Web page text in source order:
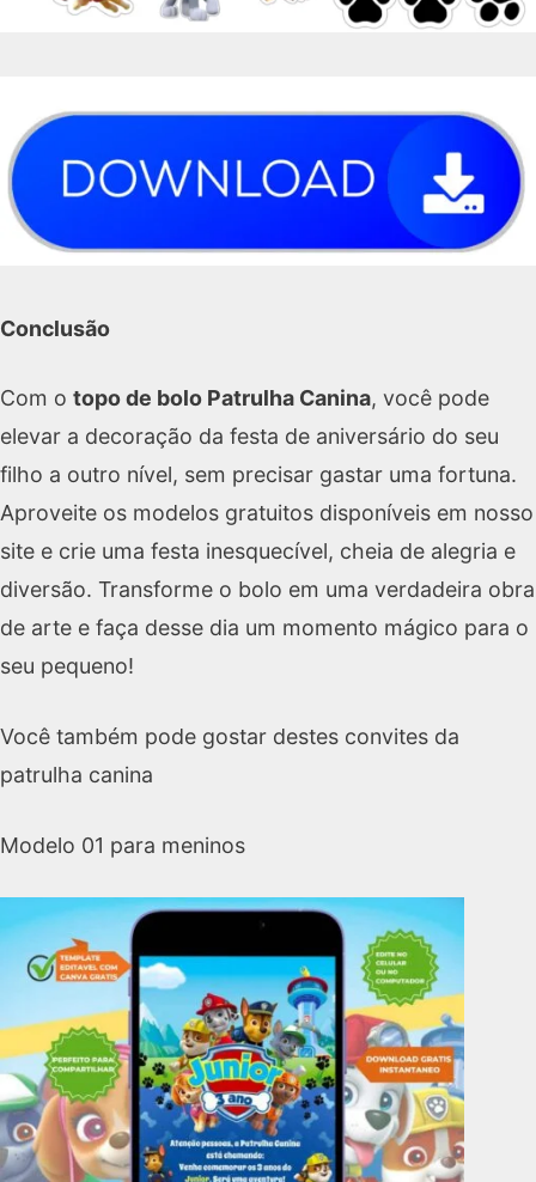
Conclusão
Com o topo de bolo Patrulha Canina, você pode
elevar a decoração da festa de aniversário do seu
filho a outro nível, sem precisar gastar uma fortuna.
Aproveite os modelos gratuitos disponíveis em nosso
site e crie uma festa inesquecível, cheia de alegria e
diversão. Transforme o bolo em uma verdadeira obra
de arte e faça desse dia um momento mágico para o
seu pequeno!
Você também pode gostar destes convites da
patrulha canina
Modelo 01 para meninos